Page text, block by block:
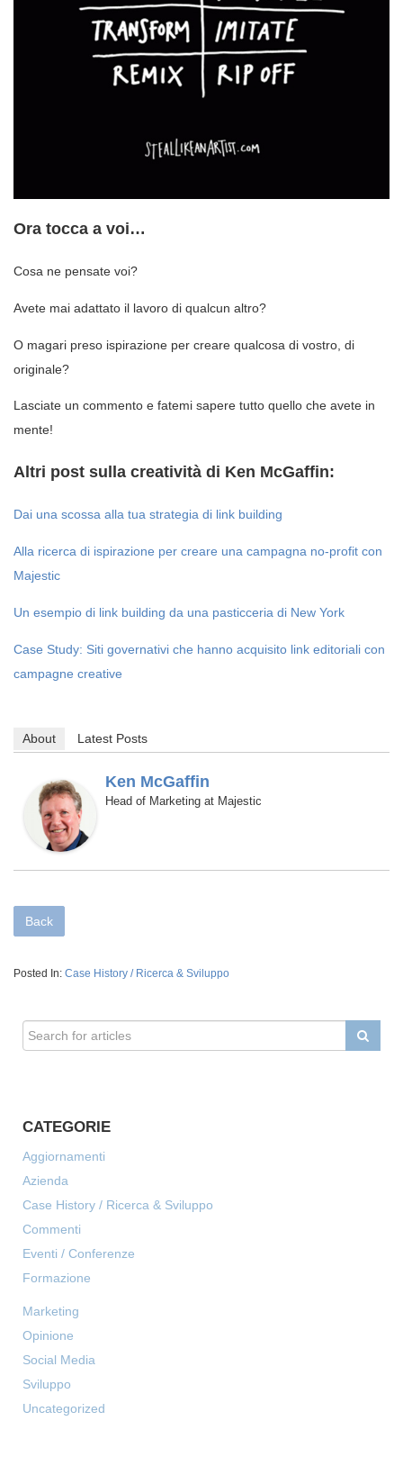
Ora tocca a voi…
Cosa ne pensate voi?
Avete mai adattato il lavoro di qualcun altro?
O magari preso ispirazione per creare qualcosa di vostro, di
originale?
Lasciate un commento e fatemi sapere tutto quello che avete in
mente!
Altri post sulla creatività di Ken McGaffin:
Dai una scossa alla tua strategia di link building
Alla ricerca di ispirazione per creare una campagna no-profit con
Majestic
Un esempio di link building da una pasticceria di New York
Case Study: Siti governativi che hanno acquisito link editoriali con
campagne creative
About Latest Posts
Ken McGaffin
Head of Marketing at Majestic
Back
Posted In: Case History / Ricerca & Sviluppo
CATEGORIE
Aggiornamenti
Azienda
Case History / Ricerca & Sviluppo
Commenti
Eventi / Conferenze
Formazione
Marketing
Opinione
Social Media
Sviluppo
Uncategorized